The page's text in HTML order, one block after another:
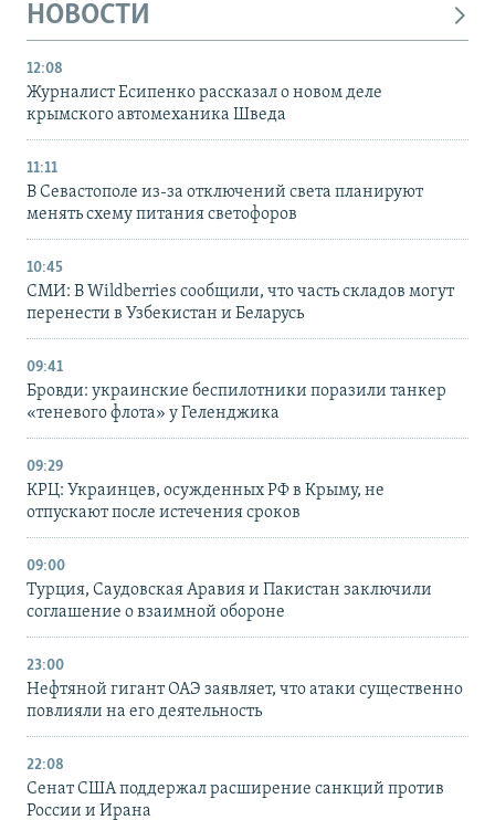
НОВОСТИ
12:08
Журналист Есипенко рассказал о новом деле
крымского автомеханика Шведа
11:11
В Севастополе из-за отключений света планируют
менять схему питания светофоров
10:45
СМИ: В Wildberries сообщили, что часть складов могут
перенести в Узбекистан и Беларусь
09:41
Бровди: украинские беспилотники поразили танкер
«теневого флота» у Геленджика
09:29
КРЦ: Украинцев, осужденных РФ в Крыму, не
отпускают после истечения сроков
09:00
Турция, Саудовская Аравия и Пакистан заключили
соглашение о взаимной обороне
23:00
Нефтяной гигант ОАЭ заявляет, что атаки существенно
повлияли на его деятельность
22:08
Сенат США поддержал расширение санкций против
России и Ирана